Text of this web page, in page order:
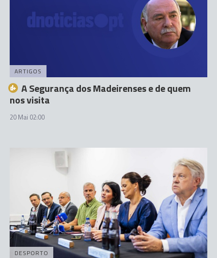
ARTIGOS
A Segurança dos Madeirenses e de quem
nos visita
20 Mai 02:00
DESPORTO